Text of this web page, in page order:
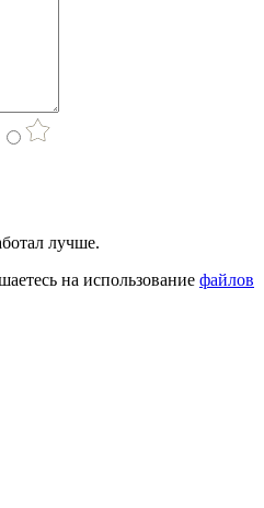
лучше.
на использование файлов